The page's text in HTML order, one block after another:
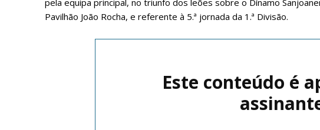
pela equipa principal, no triunfo dos leões sobre o Dínamo
Pavilhão João Rocha, e referente à 5.ª jornada da 1.ª Divisão.
Este conteúdo é